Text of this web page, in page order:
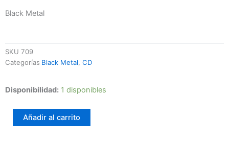
Black Metal
SKU 709
Categorías Black Metal, CD
Disponibilidad: 1 disponibles
Blodulv
Burial
Añadir al carrito